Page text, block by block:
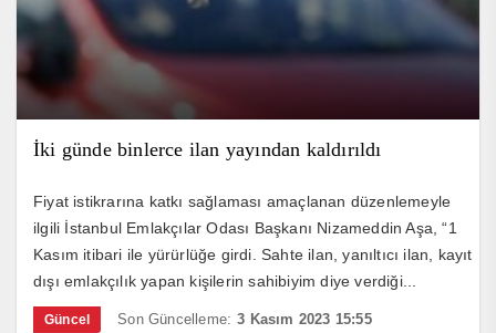
İki günde binlerce ilan yayından kaldırıldı
Fiyat istikrarına katkı sağlaması amaçlanan düzenlemeyle
ilgili İstanbul Emlakçılar Odası Başkanı Nizameddin Aşa, “1
Kasım itibari ile yürürlüğe girdi. Sahte ilan, yanıltıcı ilan, kayıt
dışı emlakçılık yapan kişilerin sahibiyim diye verdiği...
Güncel Son Güncelleme: 3 Kasım 2023 15:55